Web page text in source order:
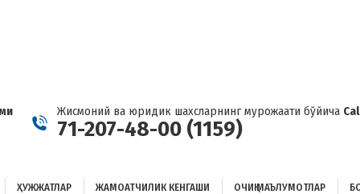
Жисмоний ва юридик шахсларнинг мурожаати бўйича
71-207-48-00 (1159)
ҲУЖЖАТЛАР ЖАМОАТЧИЛИК КЕНГАШИ ОЧИҚ МАЪЛУМОТЛАР